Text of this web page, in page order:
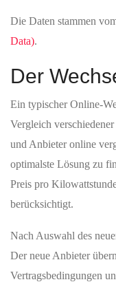
Die Daten stammen
Data).
Der
Ein typischer Online-
Vergleich
und Anbieter online
optimalste Lösung zu
Preis pro
berücksichtigt.
Nach Auswahl des
Der neue Anbieter
Vertragsbedingungen